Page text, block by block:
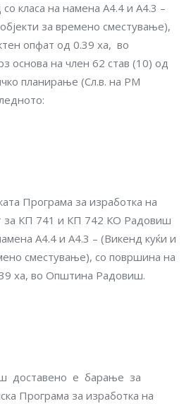
класа на намена А4.4 и А4.3 –
за времено сместување),
опфат од 0.39 ха, во
основа на член 62 став (10) од
планирање (Сл.в. на РМ
Програма за изработка на
за КП 741 и КП 742 КО Радовиш
А4.4 и А4.3 – (Викенд куќи и
сместување), со површина на
ха, во Општина Радовиш.
доставено е барање за
Програма за изработка на